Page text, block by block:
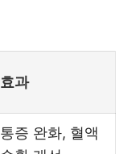
효과
통증 완화, 혈액